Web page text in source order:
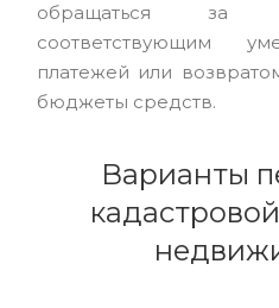
обращаться за
соответствующим
платежей или
бюджеты средств.
Варианты